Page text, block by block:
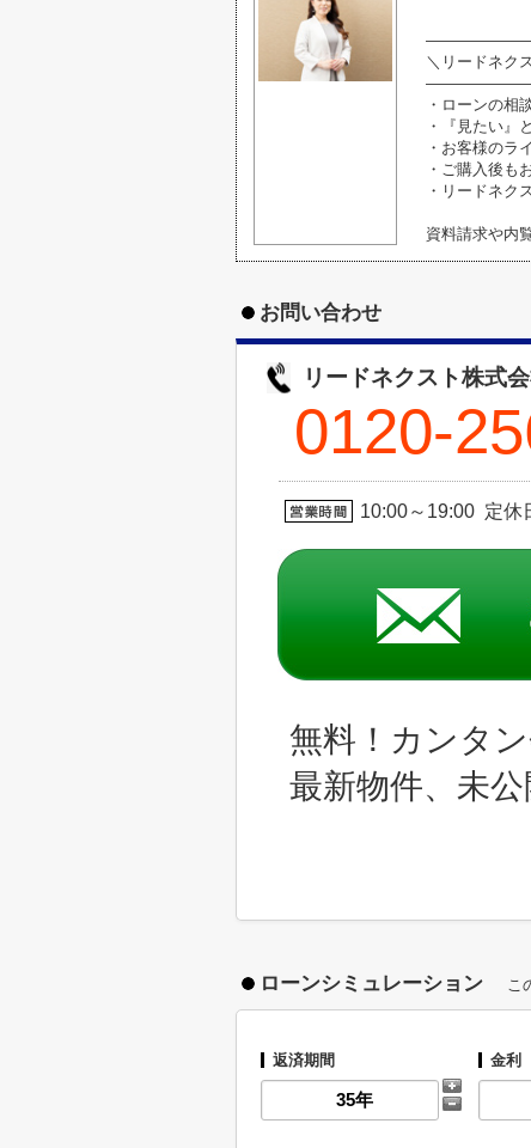
＼リードネク
・ローンの相
・『見たい』
・お客様のラ
・ご購入後も
・リードネク
資料請求や内
お問い合わせ
リードネクスト株式
0120-
10:00～19:00 定休
無料！カンタ
最新物件、未
ローンシミュレーション こ
返済期間 金利